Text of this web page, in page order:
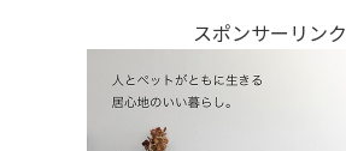
スポンサーリンク